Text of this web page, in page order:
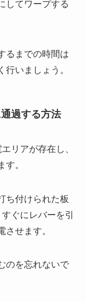
してワープする
るまでの時間は
いましょう。
過する方法
リアが存在し、
。
ち付けられた板
ぐにレバーを引
せます。
のを忘れないで